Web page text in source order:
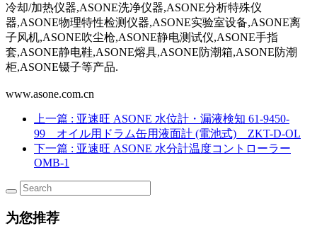
冷却/加热仪器,ASONE洗净仪器,ASONE分析特殊仪
器,ASONE物理特性检测仪器,ASONE实验室设备,ASONE离
子风机,ASONE吹尘枪,ASONE静电测试仪,ASONE手指
套,ASONE静电鞋,ASONE熔具,ASONE防潮箱,ASONE防潮
柜,ASONE镊子等产品.
www.asone.com.cn
上一篇 : 亚速旺 ASONE 水位計・漏液検知 61-9450-
99 オイル用ドラム缶用液面計 (電池式) ZKT-D-OL
下一篇 : 亚速旺 ASONE 水分計温度コントローラー
OMB-1
为您推荐